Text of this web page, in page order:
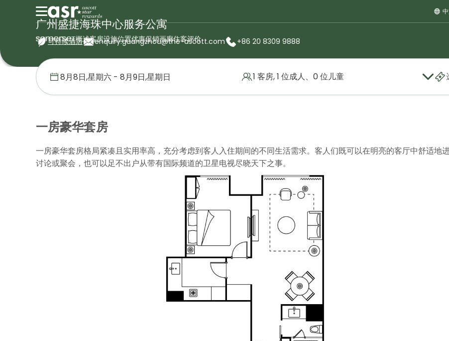
概述客房设施位置优惠促销画廊住客评价
1 客房, 1 位成人、0 位儿童
广州盛捷海珠中心服务公寓
可持续酒店 enquiry.guangzhou@the-ascott.com +86 20 8309 9888
首页 盛捷服务公寓 中国 广州盛捷海珠中心服务公寓
一房豪华套房
一房豪华套房格局紧凑且实用率高，充分考虑到客人入住期间的不同生活需求。客人们既可以在明亮的客厅中舒适地
讨论或聚会，也可以足不出户从带有国际频道的卫星电视尽晓天下之事。